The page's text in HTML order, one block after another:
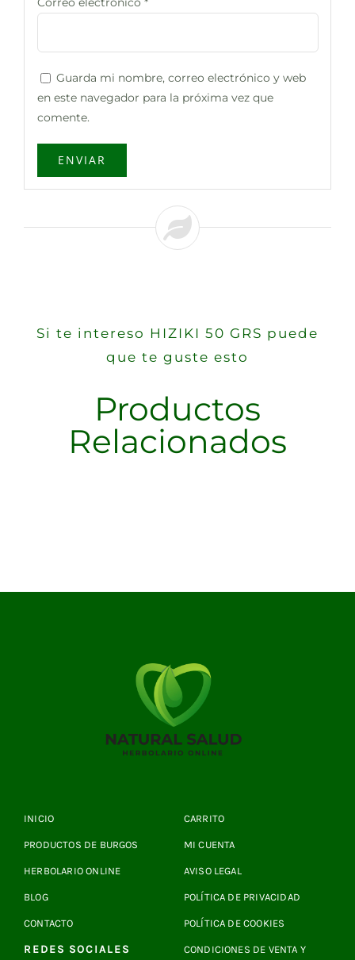
Guarda mi nombre, correo electrónico y web
en este navegador para la próxima vez que
comente.
Si te intereso HIZIKI 50 GRS puede
que te guste esto
Productos
Relacionados
INICIO
PRODUCTOS DE BURGOS
HERBOLARIO ONLINE
BLOG
CONTACTO
REDES SOCIALES
CARRITO
MI CUENTA
AVISO LEGAL
POLÍTICA DE PRIVACIDAD
POLÍTICA DE COOKIES
CONDICIONES DE VENTA Y